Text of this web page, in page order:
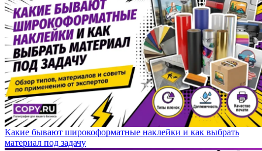
Какие бывают широкоформатные наклейки и как выбрать
материал под задачу